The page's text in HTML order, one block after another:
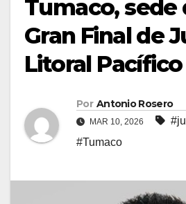
Tumaco, sede
Gran Final de
Litoral Pacífico
Por Antonio Rosero
MAR 10, 2026
#Tumaco